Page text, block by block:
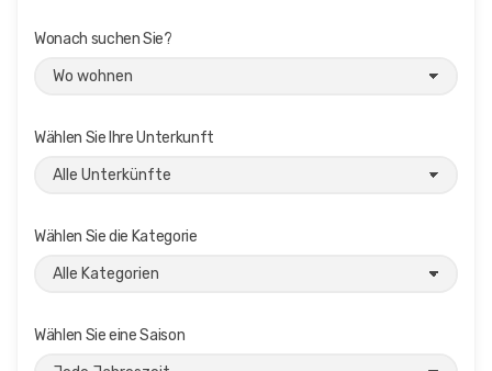
Wonach suchen Sie?
Wählen Sie Ihre Unterkunft
Wählen Sie die Kategorie
Wählen Sie eine Saison